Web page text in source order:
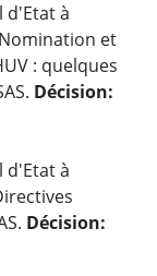
d'Etat à
et
: quelques
Décision:
d'Etat à
Décision: